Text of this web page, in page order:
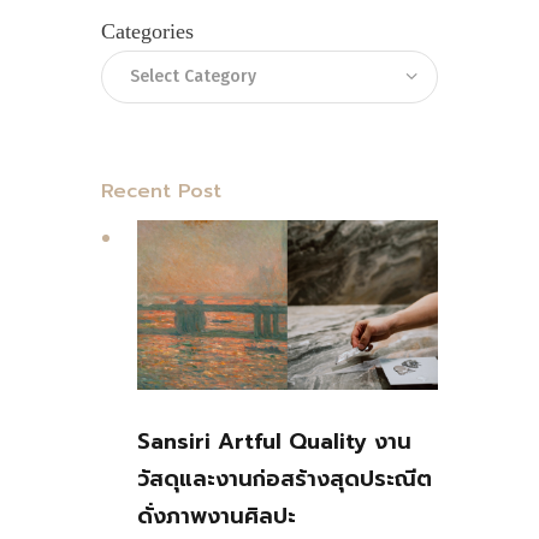
Categories
Recent Post
Sansiri Artful Quality งาน
วัสดุและงานก่อสร้างสุดประณีต
ดั่งภาพงานศิลปะ